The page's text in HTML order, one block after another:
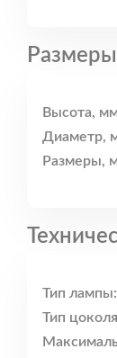
Размеры
Высота,
Диаметр,
Размеры,
Тип лампы:
Тип